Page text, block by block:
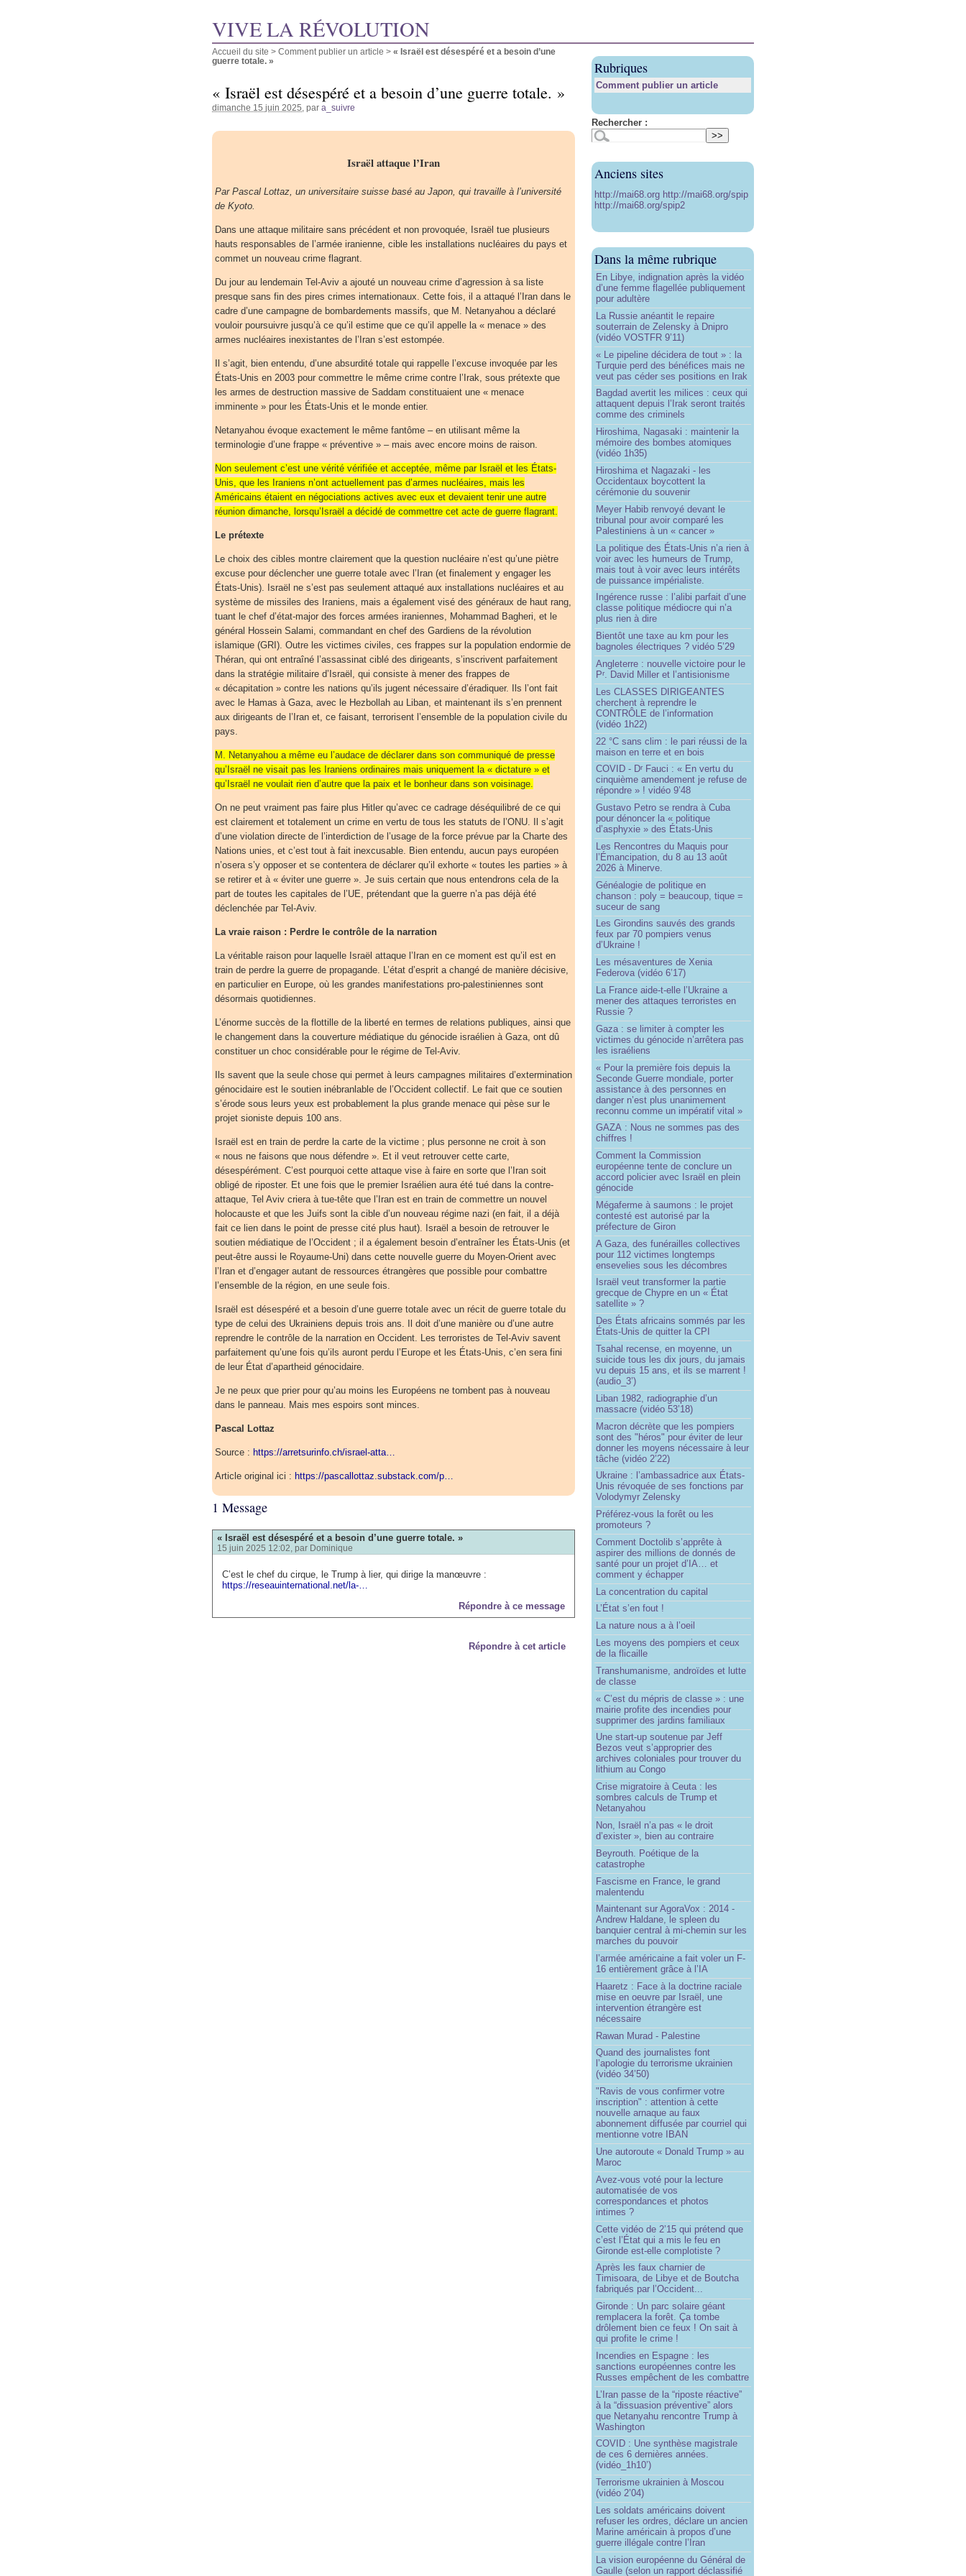
VIVE LA RÉVOLUTION
Accueil du site > Comment publier un article > « Israël est désespéré et a besoin d’une
guerre totale. »
« Israël est désespéré et a besoin d’une guerre totale. »
dimanche 15 juin 2025 , par a_suivre
Israël attaque l’Iran
Par Pascal Lottaz, un universitaire suisse basé au Japon, qui travaille à l’université
de Kyoto.
Dans une attaque militaire sans précédent et non provoquée, Israël tue plusieurs
hauts responsables de l’armée iranienne, cible les installations nucléaires du pays et
commet un nouveau crime flagrant.
Du jour au lendemain Tel-Aviv a ajouté un nouveau crime d’agression à sa liste
presque sans fin des pires crimes internationaux. Cette fois, il a attaqué l’Iran dans le
cadre d’une campagne de bombardements massifs, que M. Netanyahou a déclaré
vouloir poursuivre jusqu’à ce qu’il estime que ce qu’il appelle la « menace » des
armes nucléaires inexistantes de l’Iran s’est estompée.
Il s’agit, bien entendu, d’une absurdité totale qui rappelle l’excuse invoquée par les
États-Unis en 2003 pour commettre le même crime contre l’Irak, sous prétexte que
les armes de destruction massive de Saddam constituaient une « menace
imminente » pour les États-Unis et le monde entier.
Netanyahou évoque exactement le même fantôme – en utilisant même la
terminologie d’une frappe « préventive » – mais avec encore moins de raison.
Non seulement c’est une vérité vérifiée et acceptée, même par Israël et les États-
Unis, que les Iraniens n’ont actuellement pas d’armes nucléaires, mais les
Américains étaient en négociations actives avec eux et devaient tenir une autre
réunion dimanche, lorsqu’Israël a décidé de commettre cet acte de guerre flagrant.
Le prétexte
Le choix des cibles montre clairement que la question nucléaire n’est qu’une piètre
excuse pour déclencher une guerre totale avec l’Iran (et finalement y engager les
États-Unis). Israël ne s’est pas seulement attaqué aux installations nucléaires et au
système de missiles des Iraniens, mais a également visé des généraux de haut rang,
tuant le chef d’état-major des forces armées iraniennes, Mohammad Bagheri, et le
général Hossein Salami, commandant en chef des Gardiens de la révolution
islamique (GRI). Outre les victimes civiles, ces frappes sur la population endormie de
Théran, qui ont entraîné l’assassinat ciblé des dirigeants, s’inscrivent parfaitement
dans la stratégie militaire d’Israël, qui consiste à mener des frappes de
« décapitation » contre les nations qu’ils jugent nécessaire d’éradiquer. Ils l’ont fait
avec le Hamas à Gaza, avec le Hezbollah au Liban, et maintenant ils s’en prennent
aux dirigeants de l’Iran et, ce faisant, terrorisent l’ensemble de la population civile du
pays.
M. Netanyahou a même eu l’audace de déclarer dans son communiqué de presse
qu’Israël ne visait pas les Iraniens ordinaires mais uniquement la « dictature » et
qu’Israël ne voulait rien d’autre que la paix et le bonheur dans son voisinage.
On ne peut vraiment pas faire plus Hitler qu’avec ce cadrage déséquilibré de ce qui
est clairement et totalement un crime en vertu de tous les statuts de l’ONU. Il s’agit
d’une violation directe de l’interdiction de l’usage de la force prévue par la Charte des
Nations unies, et c’est tout à fait inexcusable. Bien entendu, aucun pays européen
n’osera s’y opposer et se contentera de déclarer qu’il exhorte « toutes les parties » à
se retirer et à « éviter une guerre ». Je suis certain que nous entendrons cela de la
part de toutes les capitales de l’UE, prétendant que la guerre n’a pas déjà été
déclenchée par Tel-Aviv.
La vraie raison : Perdre le contrôle de la narration
La véritable raison pour laquelle Israël attaque l’Iran en ce moment est qu’il est en
train de perdre la guerre de propagande. L’état d’esprit a changé de manière décisive,
en particulier en Europe, où les grandes manifestations pro-palestiniennes sont
désormais quotidiennes.
L’énorme succès de la flottille de la liberté en termes de relations publiques, ainsi que
le changement dans la couverture médiatique du génocide israélien à Gaza, ont dû
constituer un choc considérable pour le régime de Tel-Aviv.
Ils savent que la seule chose qui permet à leurs campagnes militaires d’extermination
génocidaire est le soutien inébranlable de l’Occident collectif. Le fait que ce soutien
s’érode sous leurs yeux est probablement la plus grande menace qui pèse sur le
projet sioniste depuis 100 ans.
Israël est en train de perdre la carte de la victime ; plus personne ne croit à son
« nous ne faisons que nous défendre ». Et il veut retrouver cette carte,
désespérément. C’est pourquoi cette attaque vise à faire en sorte que l’Iran soit
obligé de riposter. Et une fois que le premier Israélien aura été tué dans la contre-
attaque, Tel Aviv criera à tue-tête que l’Iran est en train de commettre un nouvel
holocauste et que les Juifs sont la cible d’un nouveau régime nazi (en fait, il a déjà
fait ce lien dans le point de presse cité plus haut). Israël a besoin de retrouver le
soutien médiatique de l’Occident ; il a également besoin d’entraîner les États-Unis (et
peut-être aussi le Royaume-Uni) dans cette nouvelle guerre du Moyen-Orient avec
l’Iran et d’engager autant de ressources étrangères que possible pour combattre
l’ensemble de la région, en une seule fois.
Israël est désespéré et a besoin d’une guerre totale avec un récit de guerre totale du
type de celui des Ukrainiens depuis trois ans. Il doit d’une manière ou d’une autre
reprendre le contrôle de la narration en Occident. Les terroristes de Tel-Aviv savent
parfaitement qu’une fois qu’ils auront perdu l’Europe et les États-Unis, c’en sera fini
de leur État d’apartheid génocidaire.
Je ne peux que prier pour qu’au moins les Européens ne tombent pas à nouveau
dans le panneau. Mais mes espoirs sont minces.
Pascal Lottaz
Source : https://arretsurinfo.ch/israel-atta…
Article original ici : https://pascallottaz.substack.com/p…
1 Message
« Israël est désespéré et a besoin d’une guerre totale. »
15 juin 2025 12:02, par Dominique
C’est le chef du cirque, le Trump à lier, qui dirige la manœuvre :
https://reseauinternational.net/la-…
Répondre à ce message
Répondre à cet article
Rubriques
Comment publier un article
Rechercher :
Anciens sites
http://mai68.org http://mai68.org/spip
http://mai68.org/spip2
Dans la même rubrique
En Libye, indignation après la vidéo
d’une femme flagellée publiquement
pour adultère
La Russie anéantit le repaire
souterrain de Zelensky à Dnipro
(vidéo VOSTFR 9’11)
« Le pipeline décidera de tout » : la
Turquie perd des bénéfices mais ne
veut pas céder ses positions en Irak
Bagdad avertit les milices : ceux qui
attaquent depuis l’Irak seront traités
comme des criminels
Hiroshima, Nagasaki : maintenir la
mémoire des bombes atomiques
(vidéo 1h35)
Hiroshima et Nagazaki - les
Occidentaux boycottent la
cérémonie du souvenir
Meyer Habib renvoyé devant le
tribunal pour avoir comparé les
Palestiniens à un « cancer »
La politique des États-Unis n’a rien à
voir avec les humeurs de Trump,
mais tout à voir avec leurs intérêts
de puissance impérialiste.
Ingérence russe : l’alibi parfait d’une
classe politique médiocre qui n’a
plus rien à dire
Bientôt une taxe au km pour les
bagnoles électriques ? vidéo 5’29
Angleterre : nouvelle victoire pour le
Pr
. David Miller et l’antisionisme
Les CLASSES DIRIGEANTES
cherchent à reprendre le
CONTRÔLE de l’information
(vidéo 1h22)
22 °C sans clim : le pari réussi de la
maison en terre et en bois
COVID - Dr Fauci : « En vertu du
cinquième amendement je refuse de
répondre » ! vidéo 9’48
Gustavo Petro se rendra à Cuba
pour dénoncer la « politique
d’asphyxie » des États-Unis
Les Rencontres du Maquis pour
l’Émancipation, du 8 au 13 août
2026 à Minerve.
Généalogie de politique en
chanson : poly = beaucoup, tique =
suceur de sang
Les Girondins sauvés des grands
feux par 70 pompiers venus
d’Ukraine !
Les mésaventures de Xenia
Federova (vidéo 6’17)
La France aide-t-elle l’Ukraine a
mener des attaques terroristes en
Russie ?
Gaza : se limiter à compter les
victimes du génocide n’arrêtera pas
les israéliens
« Pour la première fois depuis la
Seconde Guerre mondiale, porter
assistance à des personnes en
danger n’est plus unanimement
reconnu comme un impératif vital »
GAZA : Nous ne sommes pas des
chiffres !
Comment la Commission
européenne tente de conclure un
accord policier avec Israël en plein
génocide
Mégaferme à saumons : le projet
contesté est autorisé par la
préfecture de Giron
A Gaza, des funérailles collectives
pour 112 victimes longtemps
ensevelies sous les décombres
Israël veut transformer la partie
grecque de Chypre en un « État
satellite » ?
Des États africains sommés par les
États-Unis de quitter la CPI
Tsahal recense, en moyenne, un
suicide tous les dix jours, du jamais
vu depuis 15 ans, et ils se marrent !
(audio_3’)
Liban 1982, radiographie d’un
massacre (vidéo 53’18)
Macron décrète que les pompiers
sont des "héros" pour éviter de leur
donner les moyens nécessaire à leur
tâche (vidéo 2’22)
Ukraine : l’ambassadrice aux États-
Unis révoquée de ses fonctions par
Volodymyr Zelensky
Préférez-vous la forêt ou les
promoteurs ?
Comment Doctolib s’apprête à
aspirer des millions de donnés de
santé pour un projet d’IA… et
comment y échapper
La concentration du capital
L’État s’en fout !
La nature nous a à l’oeil
Les moyens des pompiers et ceux
de la flicaille
Transhumanisme, androïdes et lutte
de classe
« C’est du mépris de classe » : une
mairie profite des incendies pour
supprimer des jardins familiaux
Une start-up soutenue par Jeff
Bezos veut s’approprier des
archives coloniales pour trouver du
lithium au Congo
Crise migratoire à Ceuta : les
sombres calculs de Trump et
Netanyahou
Non, Israël n’a pas « le droit
d’exister », bien au contraire
Beyrouth. Poétique de la
catastrophe
Fascisme en France, le grand
malentendu
Maintenant sur AgoraVox : 2014 -
Andrew Haldane, le spleen du
banquier central à mi-chemin sur les
marches du pouvoir
l’armée américaine a fait voler un F-
16 entièrement grâce à l’IA
Haaretz : Face à la doctrine raciale
mise en oeuvre par Israël, une
intervention étrangère est
nécessaire
Rawan Murad - Palestine
Quand des journalistes font
l’apologie du terrorisme ukrainien
(vidéo 34’50)
"Ravis de vous confirmer votre
inscription" : attention à cette
nouvelle arnaque au faux
abonnement diffusée par courriel qui
mentionne votre IBAN
Une autoroute « Donald Trump » au
Maroc
Avez-vous voté pour la lecture
automatisée de vos
correspondances et photos
intimes ?
Cette vidéo de 2’15 qui prétend que
c’est l’État qui a mis le feu en
Gironde est-elle complotiste ?
Après les faux charnier de
Timisoara, de Libye et de Boutcha
fabriqués par l’Occident...
Gironde : Un parc solaire géant
remplacera la forêt. Ça tombe
drôlement bien ce feux ! On sait à
qui profite le crime !
Incendies en Espagne : les
sanctions européennes contre les
Russes empêchent de les combattre
L’Iran passe de la “riposte réactive”
à la “dissuasion préventive” alors
que Netanyahu rencontre Trump à
Washington
COVID : Une synthèse magistrale
de ces 6 dernières années.
(vidéo_1h10’)
Terrorisme ukrainien à Moscou
(vidéo 2’04)
Les soldats américains doivent
refuser les ordres, déclare un ancien
Marine américain à propos d’une
guerre illégale contre l’Iran
La vision européenne du Général de
Gaulle (selon un rapport déclassifié